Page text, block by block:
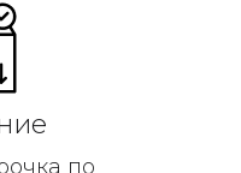
по